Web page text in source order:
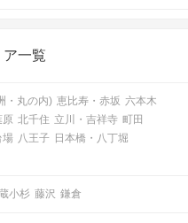
ア一覧
・丸の内) 恵比寿・赤坂 六本木
原 北千住 立川・吉祥寺 町田
場 八王子 日本橋・八丁堀
小杉 藤沢 鎌倉